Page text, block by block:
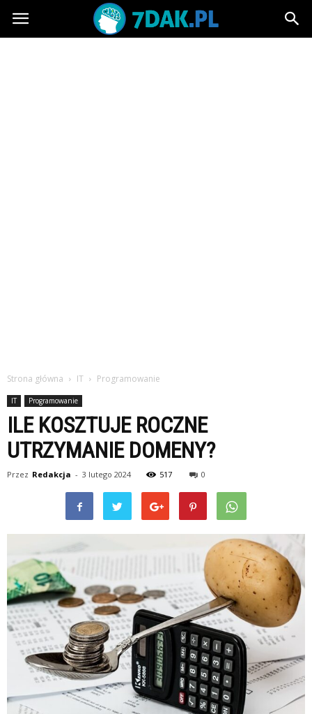
7dak.pl
Strona główna IT Programowanie
IT Programowanie
ILE KOSZTUJE ROCZNE
UTRZYMANIE DOMENY?
Przez Redakcja - 3 lutego 2024 517 0